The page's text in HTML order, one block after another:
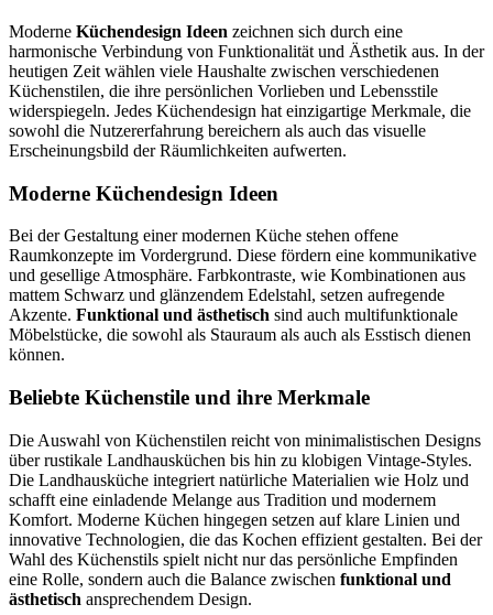
Moderne Küchendesign Ideen zeichnen sich durch eine
harmonische Verbindung von Funktionalität und Ästhetik aus. In der
heutigen Zeit wählen viele Haushalte zwischen verschiedenen
Küchenstilen, die ihre persönlichen Vorlieben und Lebensstile
widerspiegeln. Jedes Küchendesign hat einzigartige Merkmale, die
sowohl die Nutzererfahrung bereichern als auch das visuelle
Erscheinungsbild der Räumlichkeiten aufwerten.
Moderne Küchendesign Ideen
Bei der Gestaltung einer modernen Küche stehen offene
Raumkonzepte im Vordergrund. Diese fördern eine kommunikative
und gesellige Atmosphäre. Farbkontraste, wie Kombinationen aus
mattem Schwarz und glänzendem Edelstahl, setzen aufregende
Akzente. Funktional und ästhetisch sind auch multifunktionale
Möbelstücke, die sowohl als Stauraum als auch als Esstisch dienen
können.
Beliebte Küchenstile und ihre Merkmale
Die Auswahl von Küchenstilen reicht von minimalistischen Designs
über rustikale Landhausküchen bis hin zu klobigen Vintage-Styles.
Die Landhausküche integriert natürliche Materialien wie Holz und
schafft eine einladende Melange aus Tradition und modernem
Komfort. Moderne Küchen hingegen setzen auf klare Linien und
innovative Technologien, die das Kochen effizient gestalten. Bei der
Wahl des Küchenstils spielt nicht nur das persönliche Empfinden
eine Rolle, sondern auch die Balance zwischen funktional und
ästhetisch ansprechendem Design.